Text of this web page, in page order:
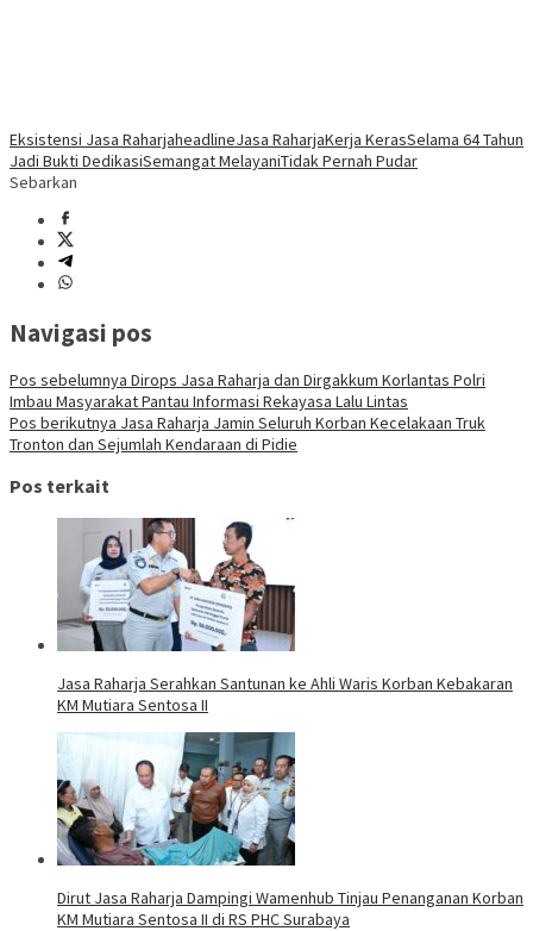
Eksistensi Jasa RaharjaheadlineJasa RaharjaKerja KerasSelama 64 Tahun
Jadi Bukti DedikasiSemangat MelayaniTidak Pernah Pudar
Sebarkan
Navigasi pos
Pos sebelumnya Dirops Jasa Raharja dan Dirgakkum Korlantas Polri
Imbau Masyarakat Pantau Informasi Rekayasa Lalu Lintas
Pos berikutnya Jasa Raharja Jamin Seluruh Korban Kecelakaan Truk
Tronton dan Sejumlah Kendaraan di Pidie
Pos terkait
Jasa Raharja Serahkan Santunan ke Ahli Waris Korban Kebakaran
KM Mutiara Sentosa II
Dirut Jasa Raharja Dampingi Wamenhub Tinjau Penanganan Korban
KM Mutiara Sentosa II di RS PHC Surabaya